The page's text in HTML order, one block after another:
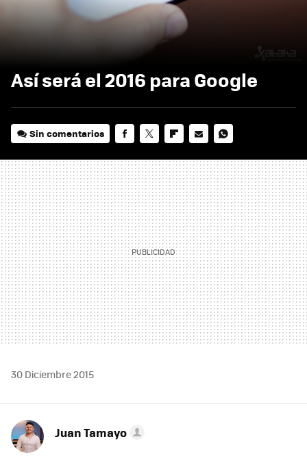
Así será el 2016 para Google
Sin comentarios
MAIL
30 Diciembre 2015
Juan Tamayo